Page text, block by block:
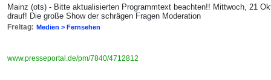
Mainz (ots) - Bitte aktualisierten Programmtext beachten!! Mittwoch, 21
drauf! Die große Show der schrägen Fragen Moderation
Freitag: Medien > Fernsehen
www.presseportal.de/pm/7840/4712812